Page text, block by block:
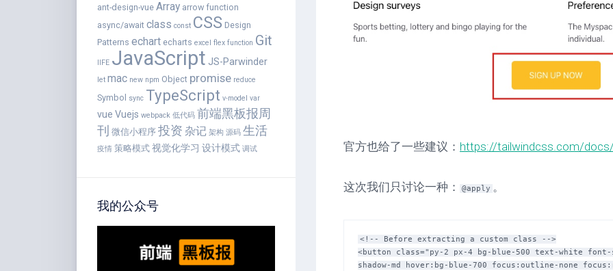
ant-design-vue Array arrow function
async/await class const CSS Design
Patterns echart echarts excel flex function Git
IIFE JavaScript JS-Parwinder
let mac new npm Object promise reduce
Symbol sync TypeScript v-model var
vue Vuejs webpack 低代码 前端黑板报周
刊 微信小程序 投资 杂记 架构 源码 生活
疫情 策略模式 视觉化学习 设计模式 调试
我的公众号
官方也给了一些建议： https://tailwindcss.com/
这次我们只讨论一种： @apply 。
<!-- Before extracting a custom class -->
<button class="py-2 px-4 bg-blue-500 text-white font-
shadow-md hover:bg-blue-700 focus:outline-none